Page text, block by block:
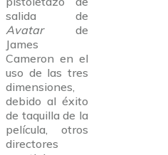
salida de
Avatarde
James
Cameron en el
uso de las tres
dimensiones,
debido al éxito
de taquilla de la
película, otros
directores